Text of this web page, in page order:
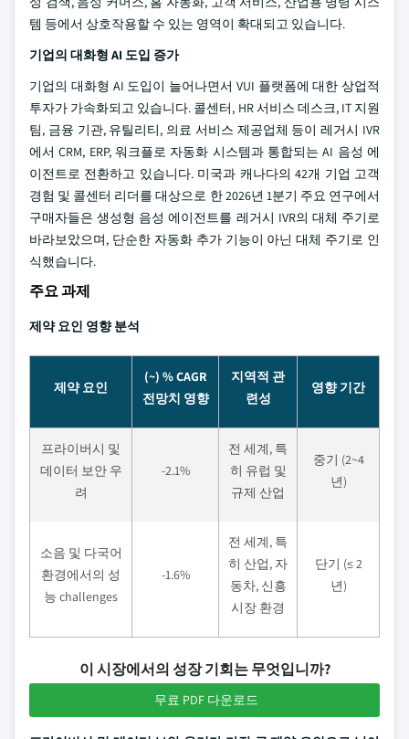
템 등에서 상호작용할 수 있는 영역이 확대되고 있습니다.
기업의 대화형 AI 도입 증가
기업의 대화형 AI 도입이 늘어나면서 VUI 플랫폼에 대한 상업적
투자가 가속화되고 있습니다. 콜센터, HR 서비스 데스크, IT 지원
팀, 금융 기관, 유틸리티, 의료 서비스 제공업체 등이 레거시 IVR
에서 CRM, ERP, 워크플로 자동화 시스템과 통합되는 AI 음성 에
이전트로 전환하고 있습니다. 미국과 캐나다의 42개 기업 고객
경험 및 콜센터 리더를 대상으로 한 2026년 1분기 주요 연구에서
구매자들은 생성형 음성 에이전트를 레거시 IVR의 대체 주기로
바라보았으며, 단순한 자동화 추가 기능이 아닌 대체 주기로 인
식했습니다.
주요 과제
제약 요인 영향 분석
제약 요인
(~) % CAGR
전망치 영향
지역적 관
련성
영향 기간
프라이버시 및
데이터 보안 우
려
-2.1%
전 세계, 특
히 유럽 및
규제 산업
중기 (2~4
년)
소음 및 다국어
환경에서의 성
능 challenges
-1.6%
전 세계, 특
히 산업, 자
동차, 신흥
시장 환경
단기 (≤ 2
년)
이 시장에서의 성장 기회는 무엇입니까?
무료 PDF 다운로드